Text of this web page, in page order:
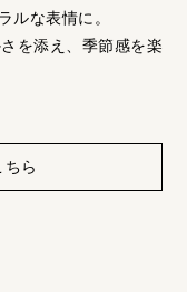
ルな表情に。
を添え、季節感を楽
ら